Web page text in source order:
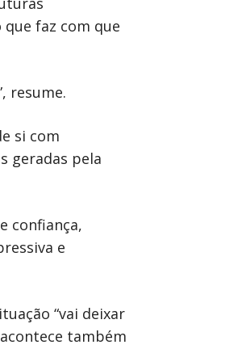
que faz com que
resume.
si com
geradas pela
confiança,
e
“vai deixar
também